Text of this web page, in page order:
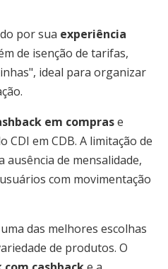
por sua experiência
de isenção de tarifas,
ideal para organizar
em comprase
CDI em CDB. A limitação de
ausência de mensalidade,
com movimentação
das melhores escolhas
de produtos. O